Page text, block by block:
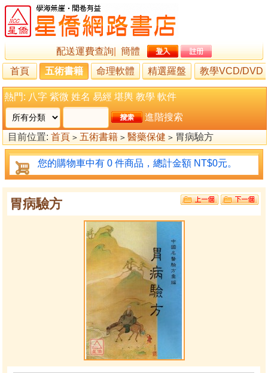
配送運費查詢
簡體
首頁
五術書籍 命理軟體 精選羅盤 教學VCD/DVD
熱門: 八字 紫微 姓名 易經 堪輿 教學 軟件
進階搜索
目前位置: 首頁 > 五術書籍 > 醫藥保健 > 胃病驗方
您的購物車中有 0 件商品，總計金額 NT$0元。
胃病驗方